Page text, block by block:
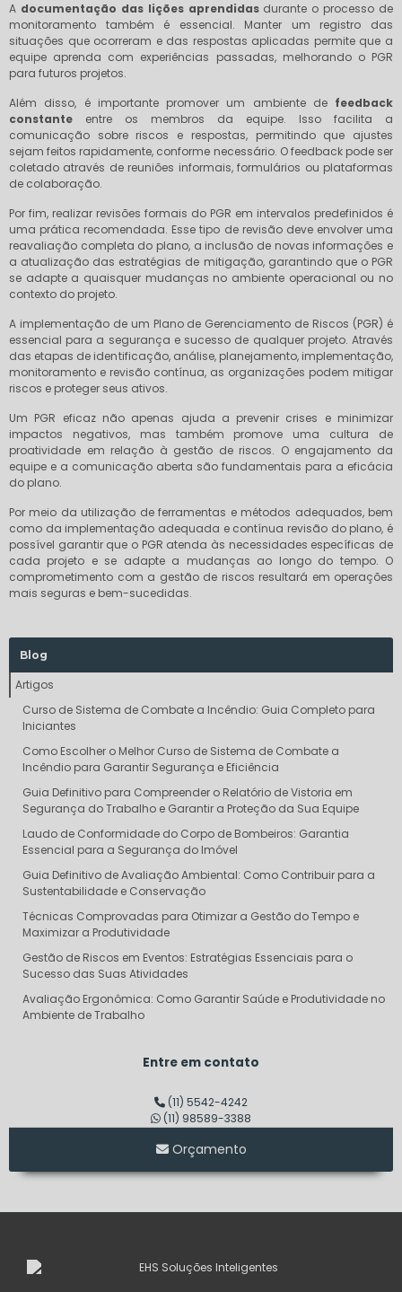
A documentação das lições aprendidasdurante o processo de
monitoramento também é essencial. Manter um registro das
situações que ocorreram e das respostas aplicadas permite que a
equipe aprenda com experiências passadas, melhorando o PGR
para futuros projetos.
Além disso, é importante promover um ambiente de feedback
constante entre os membros da equipe. Isso facilita a
comunicação sobre riscos e respostas, permitindo que ajustes
sejam feitos rapidamente, conforme necessário. O feedback pode ser
coletado através de reuniões informais, formulários ou plataformas
de colaboração.
Por fim, realizar revisões formais do PGR em intervalos predefinidos é
uma prática recomendada. Esse tipo de revisão deve envolver uma
reavaliação completa do plano, a inclusão de novas informações e
a atualização das estratégias de mitigação, garantindo que o PGR
se adapte a quaisquer mudanças no ambiente operacional ou no
contexto do projeto.
A implementação de um Plano de Gerenciamento de Riscos (PGR) é
essencial para a segurança e sucesso de qualquer projeto. Através
das etapas de identificação, análise, planejamento, implementação,
monitoramento e revisão contínua, as organizações podem mitigar
riscos e proteger seus ativos.
Um PGR eficaz não apenas ajuda a prevenir crises e minimizar
impactos negativos, mas também promove uma cultura de
proatividade em relação à gestão de riscos. O engajamento da
equipe e a comunicação aberta são fundamentais para a eficácia
do plano.
Por meio da utilização de ferramentas e métodos adequados, bem
como da implementação adequada e contínua revisão do plano, é
possível garantir que o PGR atenda às necessidades específicas de
cada projeto e se adapte a mudanças ao longo do tempo. O
comprometimento com a gestão de riscos resultará em operações
mais seguras e bem-sucedidas.
Blog
Artigos
Curso de Sistema de Combate a Incêndio: Guia Completo para
Iniciantes
Como Escolher o Melhor Curso de Sistema de Combate a
Incêndio para Garantir Segurança e Eficiência
Guia Definitivo para Compreender o Relatório de Vistoria em
Segurança do Trabalho e Garantir a Proteção da Sua Equipe
Laudo de Conformidade do Corpo de Bombeiros: Garantia
Essencial para a Segurança do Imóvel
Guia Definitivo de Avaliação Ambiental: Como Contribuir para a
Sustentabilidade e Conservação
Técnicas Comprovadas para Otimizar a Gestão do Tempo e
Maximizar a Produtividade
Gestão de Riscos em Eventos: Estratégias Essenciais para o
Sucesso das Suas Atividades
Avaliação Ergonômica: Como Garantir Saúde e Produtividade no
Ambiente de Trabalho
Consultoria em Segurança do Trabalho SP: Transforme sua
Oportunidades de Sucesso
Transformar Sua Empresa
Entre em contato
(11) 5542-4242
(11) 98589-3388
Orçamento